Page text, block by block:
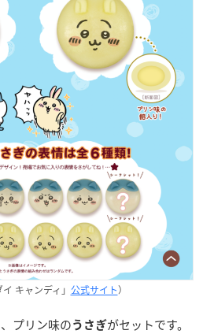
キャンディ」 公式サイト）
プリン味の うさぎがセットです。